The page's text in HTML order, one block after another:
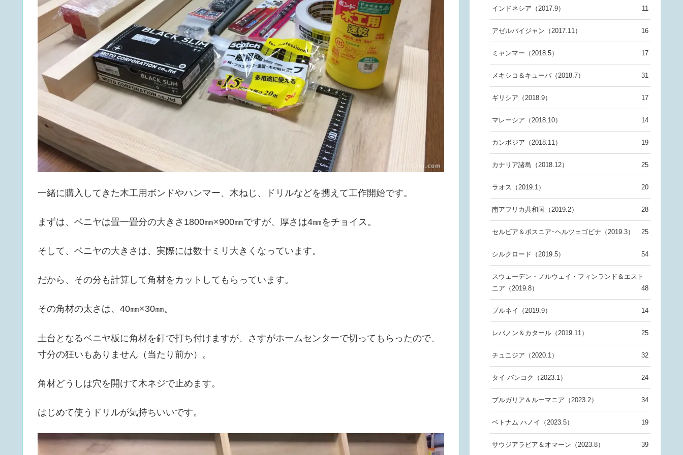
一緒に購入してきた木工用ボンドやハンマー、木ねじ、ドリルなどを携えて工作開始です。
まずは、ベニヤは畳一畳分の大きさ1800㎜×900㎜ですが、厚さは4㎜をチョイス。
そして、ベニヤの大きさは、実際には数十ミリ大きくなっています。
だから、その分も計算して角材をカットしてもらっています。
その角材の太さは、40㎜×30㎜。
土台となるベニヤ板に角材を釘で打ち付けますが、さすがホームセンターで切ってもらったので、
寸分の狂いもありません（当たり前か）。
角材どうしは穴を開けて木ネジで止めます。
はじめて使うドリルが気持ちいいです。
インドネシア（2017.9） 11
アゼルバイジャン（2017.11） 16
ミャンマー（2018.5） 17
メキシコ＆キューバ（2018.7） 31
ギリシア（2018.9） 17
マレーシア（2018.10） 14
カンボジア（2018.11） 19
カナリア諸島（2018.12） 25
ラオス（2019.1） 20
南アフリカ共和国（2019.2） 28
セルビア＆ボスニア･ヘルツェゴビナ（2019.3） 25
シルクロード（2019.5） 54
スウェーデン・ノルウェイ・フィンランド＆エスト
ニア（2019.8）
48
ブルネイ（2019.9） 14
レバノン＆カタール（2019.11） 25
チュニジア（2020.1） 32
タイ バンコク（2023.1） 24
ブルガリア＆ルーマニア（2023.2） 34
ベトナム ハノイ（2023.5） 19
サウジアラビア＆オマーン（2023.8） 39